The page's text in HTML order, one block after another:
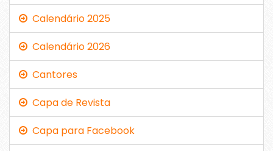
Calendário 2025
Calendário 2026
Cantores
Capa de Revista
Capa para Facebook